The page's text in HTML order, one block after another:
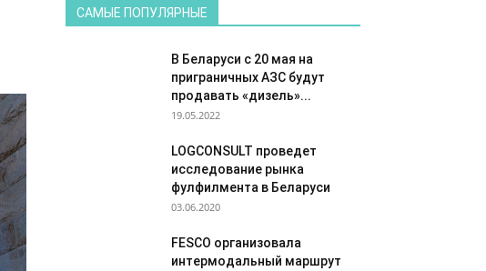
САМЫЕ ПОПУЛЯРНЫЕ
В Беларуси с 20 мая на
приграничных АЗС будут
продавать «дизель»...
19.05.2022
LOGCONSULT проведет
исследование рынка
фулфилмента в Беларуси
03.06.2020
FESCO организовала
интермодальный маршрут